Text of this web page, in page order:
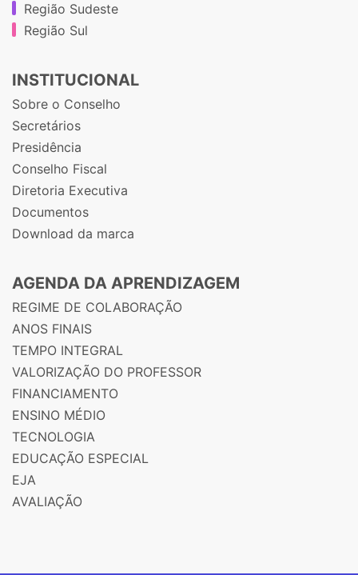
Região Sudeste
Região Sul
INSTITUCIONAL
Sobre o Conselho
Secretários
Presidência
Conselho Fiscal
Diretoria Executiva
Documentos
Download da marca
AGENDA DA APRENDIZAGEM
REGIME DE COLABORAÇÃO
ANOS FINAIS
TEMPO INTEGRAL
VALORIZAÇÃO DO PROFESSOR
FINANCIAMENTO
ENSINO MÉDIO
TECNOLOGIA
EDUCAÇÃO ESPECIAL
EJA
AVALIAÇÃO